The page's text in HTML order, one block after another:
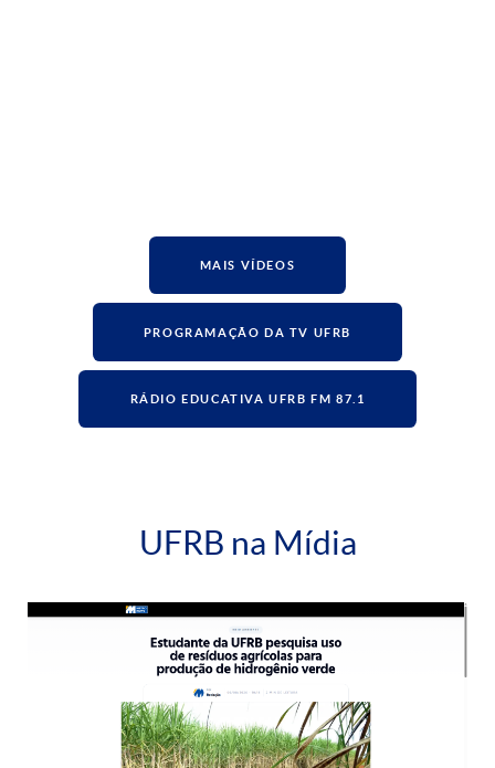
MAIS VÍDEOS
PROGRAMAÇÃO DA TV UFRB
RÁDIO EDUCATIVA UFRB FM 87.1
UFRB na Mídia